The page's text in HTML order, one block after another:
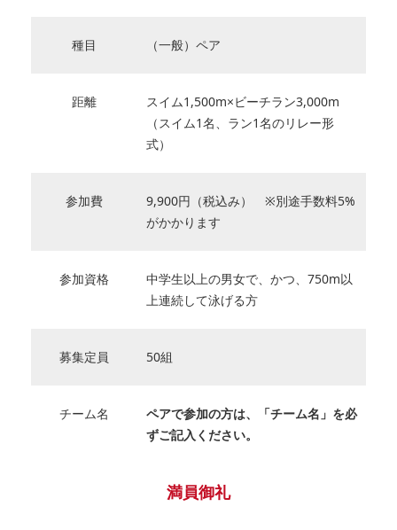
種目 （一般）ペア
距離
スイム1,500m×ビーチラン3,000m
（スイム1名、ラン1名のリレー形
式）
参加費
9,900円（税込み） ※別途手数料5%
がかかります
参加資格
中学生以上の男女で、かつ、750m以
上連続して泳げる方
募集定員 50組
チーム名
ペアで参加の方は、「チーム名」を必
ずご記入ください。
満員御礼